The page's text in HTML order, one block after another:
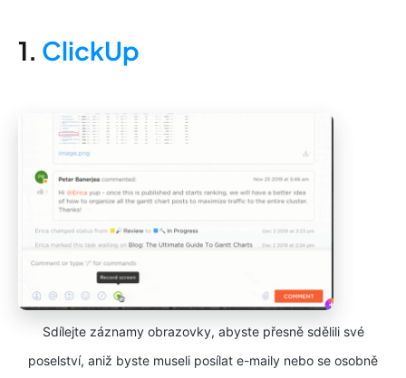
1. ClickUp
Sdílejte záznamy obrazovky, abyste přesně sdělili své
poselství, aniž byste museli posílat e-maily nebo se osobně